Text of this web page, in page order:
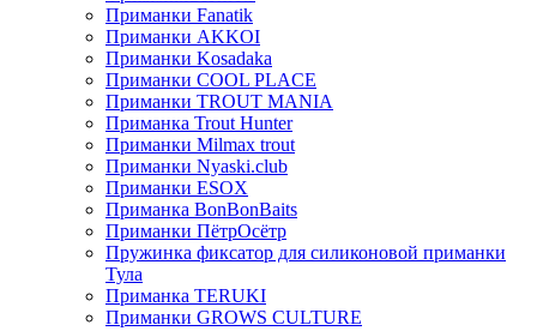
Приманки Fanatik
Приманки AKKOI
Приманки Kosadaka
Приманки COOL PLACE
Приманки TROUT MANIA
Приманка Trout Hunter
Приманки Milmax trout
Приманки Nyaski.club
Приманки ESOX
Приманка BonBonBaits
Приманки ПётрОсётр
Пружинка фиксатор для силиконовой приманки
Тула
Приманка TERUKI
Приманки GROWS CULTURE